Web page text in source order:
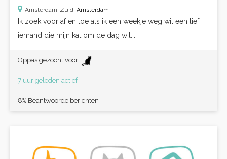
Amsterdam-Zuid, Amsterdam
Ik zoek voor af en toe als ik een weekje weg wil een lief
iemand die mijn kat om de dag wil...
Oppas gezocht voor:
7 uur geleden actief
8% Beantwoorde berichten